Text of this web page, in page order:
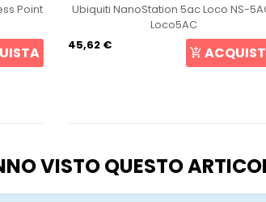
Point
Ubiquiti NanoStation 5ac Loco NS-
Loco5AC
45,62 €
VISTO QUESTO